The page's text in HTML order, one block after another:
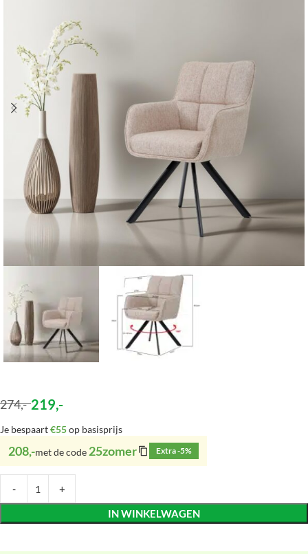
274,- 219,-
Je bespaart€55op basisprijs
208,-met de code 25zomer Extra -5%
IN WINKELWAGEN